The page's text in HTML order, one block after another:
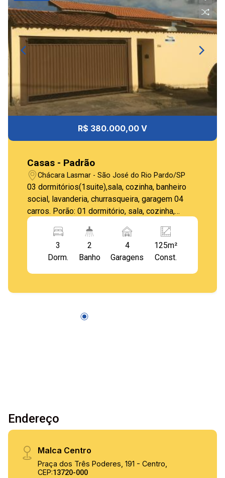
R$ 380.000,00 V
Casas - Padrão
Chácara Lasmar - São José do Rio Pardo/SP
03 dormitórios(1suite),sala, cozinha, banheiro
social, lavanderia, churrasqueira, garagem 04
carros. Porão: 01 dormitório, sala, cozinha,
banheiro social.
3
Dorm.
2
Banho
4
Garagens
125m²
Const.
Endereço
Malca Centro
Praça dos Três Poderes, 191 - Centro,
CEP:13720-000